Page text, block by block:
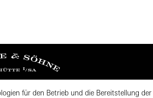
für den Betrieb und die Bereitstellung der